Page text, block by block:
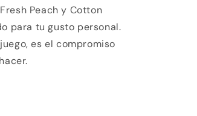
Peach y Cotton
para tu gusto personal.
es el compromiso